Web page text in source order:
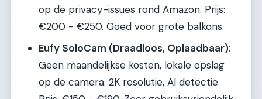
op de privacy-issues rond Amazon. Prijs:
€200 - €250. Goed voor grote balkons.
Eufy SoloCam (Draadloos, Oplaadbaar):
Geen maandelijkse kosten, lokale opslag
op de camera. 2K resolutie, AI detectie.